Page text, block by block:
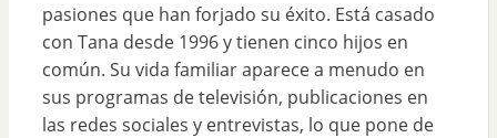
pasiones que han forjado su éxito. Está casado
con Tana desde 1996 y tienen cinco hijos en
común. Su vida familiar aparece a menudo en
sus programas de televisión, publicaciones en
las redes sociales y entrevistas, lo que pone de